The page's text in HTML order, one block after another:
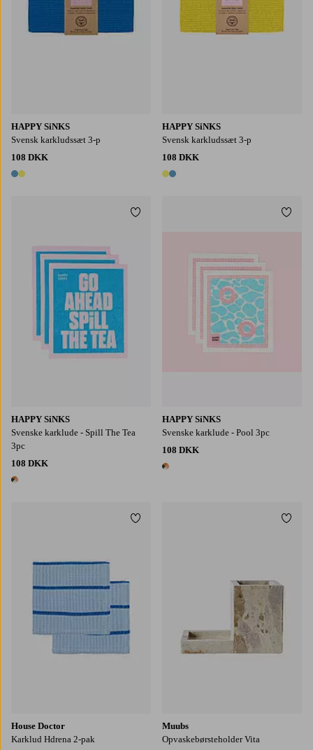
HAPPY SiNKS
Svensk karkludssæt 3-p
108 DKK
2 farver
HAPPY SiNKS
Svensk karkludssæt 3-p
108 DKK
2 farver
HAPPY SiNKS
Svenske karklude - Spill The Tea
3pc
108 DKK
1 farve
Tilføj til favoritter
HAPPY SiNKS
Svenske karklude - Pool 3pc
108 DKK
1 farve
House Doctor
Karklud Hdrena 2-pak
Tilføj til favoritter
Muubs
Opvaskebørsteholder Vita